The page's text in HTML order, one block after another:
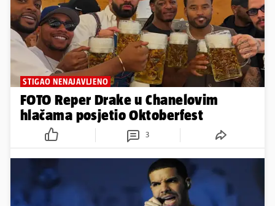
STIGAO NENAJAVLJENO
FOTO Reper Drake u Chanelovim
hlačama posjetio Oktoberfest
3